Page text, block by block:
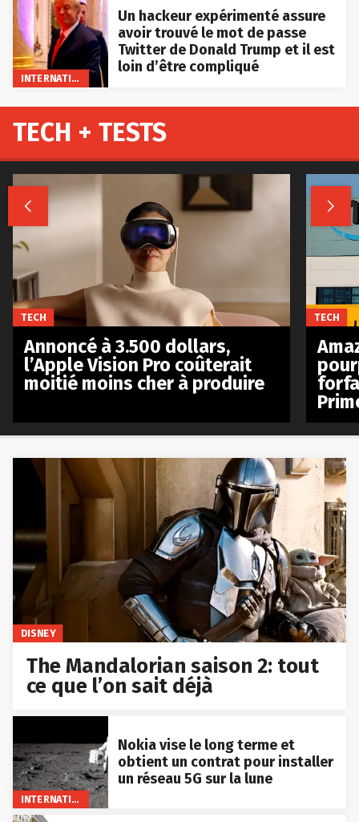
Un hackeur expérimenté assure
avoir trouvé le mot de passe
Twitter de Donald Trump et il est
loin d’être compliqué
DISNEY
The Mandalorian saison 2: tout
ce que l’on sait déjà
INTERNATIONAL
Nokia vise le long terme et
obtient un contrat pour installer
un réseau 5G sur la lune
TECH + TESTS
 
TECH
Annoncé à 3.500 dollars,
l’Apple Vision Pro coûterait
moitié moins cher à produire
TECH